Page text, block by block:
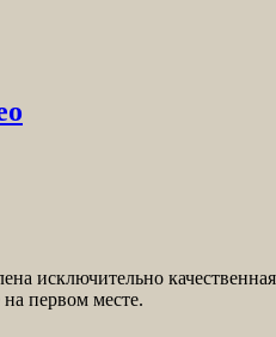
исключительно
первом месте.